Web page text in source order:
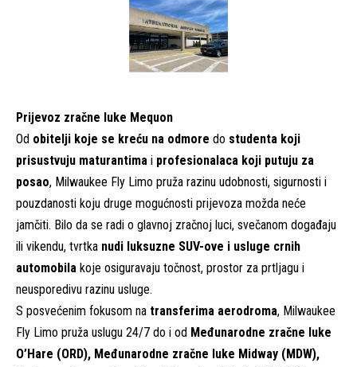
Prijevoz zračne luke Mequon
Od obitelji koje se kreću na odmore do studenta koji
prisustvuju maturantima i profesionalaca koji putuju za
posao, Milwaukee Fly Limo pruža razinu udobnosti, sigurnosti i
pouzdanosti koju druge mogućnosti prijevoza možda neće
jamčiti. Bilo da se radi o glavnoj zračnoj luci, svečanom događaju
ili vikendu, tvrtka nudi luksuzne SUV-ove i usluge crnih
automobila koje osiguravaju točnost, prostor za prtljagu i
neusporedivu razinu usluge.
S posvećenim fokusom na transferima aerodroma, Milwaukee
Fly Limo pruža uslugu 24/7 do i od Međunarodne zračne luke
O’Hare (ORD), Međunarodne zračne luke Midway (MDW),